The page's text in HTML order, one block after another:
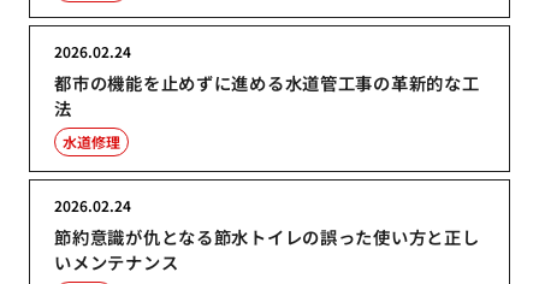
都市の機能を止めずに進める水道管工事の革新的な工
法
2026.02.24
水道修理
節約意識が仇となる節水トイレの誤った使い方と正し
いメンテナンス
2026.02.24